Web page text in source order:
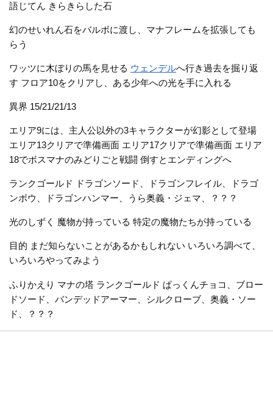
語じてん きらきらした石
幻のせいれん石をバルボに渡し、マナフレームを拡張しても
らう
ワッツに木ぼりの馬を見せる ウェンデルへ行き過去を掘り返
す フロア10をクリアし、ある少年への光を手に入れる
異界 15/21/21/13
エリア9には、主人公以外の3キャラクターが幻影として登場
エリア13クリアで準備画面 エリア17クリアで準備画面 エリア
18でボスマナのみどりごと戦闘 倒すとエンディングへ
ランクゴールド ドラゴンソード、ドラゴンフレイル、ドラゴ
ンボウ、ドラゴンハンマー、うら奥義・ジェマ、？？？
光のしずく 魔物が持っている 特定の魔物たちが持っている
目的 まだ知らないことがあるかもしれない いろいろ調べて、
いろいろやってみよう
ふりかえり マナの塔 ランクゴールド ぱっくんチョコ、ブロー
ドソード、バンデッドアーマー、シルクローブ、奥義・ソー
ド、？？？